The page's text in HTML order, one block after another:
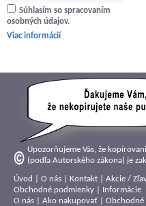
Súhlasím so spracovaním
osobných údajov.
Viac informácií
Upozorňujeme Vás, že
(podľa Autorského zákona) je
Úvod O nás Kontakt Akcie /
Obchodné podmienky
Informácie
O nás
Ako nakupovať Obchodné